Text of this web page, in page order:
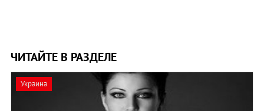
ЧИТАЙТЕ В РАЗДЕЛЕ
Украина